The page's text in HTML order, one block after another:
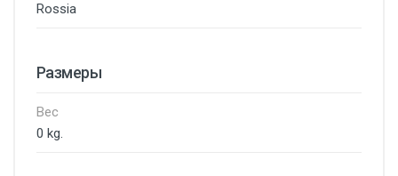
Rossia
Размеры
Вес
0 kg.